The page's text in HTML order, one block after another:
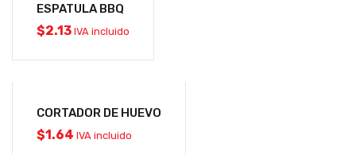
ESPATULA BBQ
$2.13 IVA incluido
CORTADOR DE HUEVO
$1.64 IVA incluido